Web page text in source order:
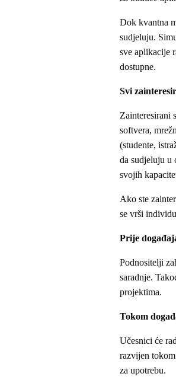
Dok kvantna
sudjeluju.
sve aplikacije
dostupne.
Svi
Zainteresirani
softvera,
(studente,
da sudjeluju u
svojih
Ako ste
se vrši
Prije
Podnositelji
saradnje.
projektima.
Tokom
Učesnici će
razvijen
za upotrebu.